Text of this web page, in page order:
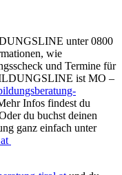
unter 0800
wie
und Termine für
ist MO –
Infos findest du
du buchst deinen
ganz einfach unter